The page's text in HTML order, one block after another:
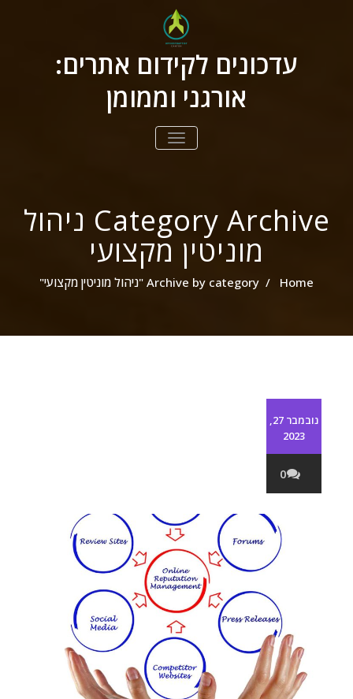
עדכונים לקידום אתרים:
אורגני וממומן
הצג/הסתר
ניווט
Category Archive ניהול
מוניטין מקצועי
Home
/ Archive by category "ניהול מוניטין מקצועי"
נובמבר 27,
2023
0